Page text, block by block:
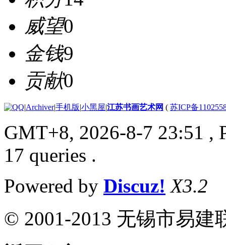
威望0
金钱9
贡献0
|Archiver|手机版|小黑屋|江苏书画艺术网 ( 苏ICP备
GMT+8, 2026-8-7 23:51 ,
17 queries .
Powered by Discuz! X3.2
© 2001-2013 无锡市易建